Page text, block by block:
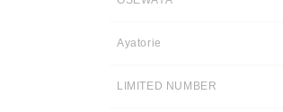
Ayatorie
LIMITED NUMBER